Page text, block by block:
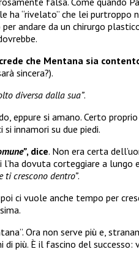
ha “rivelato” che lei purtroppo
andare da un chirurgo
crede che Mentana sia
sincera?).
diversa dalla sua”.
eppure si amano. Certo
innamori su due piedi.
, dice. Non era certa
dovuta corteggiare a lungo e
ti crescono dentro”.
ci vuole anche tempo per
Ora non serve più e,
più. È il fascino del successo: